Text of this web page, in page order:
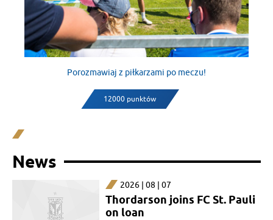
Porozmawiaj z piłkarzami po meczu!
12000 punktów
News
2026 | 08 | 07
Thordarson joins FC St. Pauli
on loan